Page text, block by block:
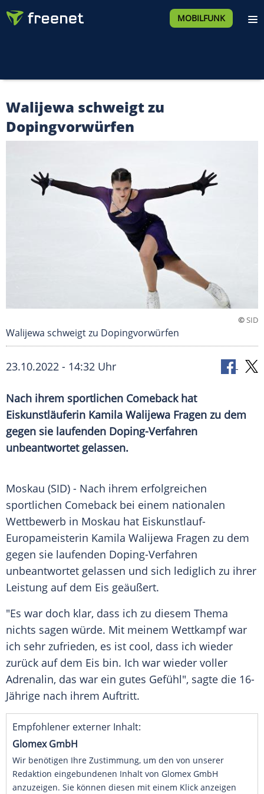
MOBILFUNK
Walijewa schweigt zu
Dopingvorwürfen
©SID
Walijewa schweigt zu Dopingvorwürfen
23.10.2022 - 14:32 Uhr
Nach ihrem sportlichen Comeback hat
Eiskunstläuferin Kamila Walijewa Fragen zu dem
gegen sie laufenden Doping-Verfahren
unbeantwortet gelassen.
Moskau (SID) - Nach ihrem erfolgreichen
sportlichen Comeback bei einem nationalen
Wettbewerb in Moskau hat Eiskunstlauf-
Europameisterin Kamila Walijewa Fragen zu dem
gegen sie laufenden Doping-Verfahren
unbeantwortet gelassen und sich lediglich zu ihrer
Leistung auf dem Eis geäußert.
"Es war doch klar, dass ich zu diesem Thema
nichts sagen würde. Mit meinem Wettkampf war
ich sehr zufrieden, es ist cool, dass ich wieder
zurück auf dem Eis bin. Ich war wieder voller
Adrenalin, das war ein gutes Gefühl", sagte die 16-
Jährige nach ihrem Auftritt.
Empfohlener externer Inhalt:
Glomex GmbH
Wir benötigen Ihre Zustimmung, um den von unserer
Redaktion eingebundenen Inhalt von Glomex GmbH
anzuzeigen. Sie können diesen mit einem Klick anzeigen